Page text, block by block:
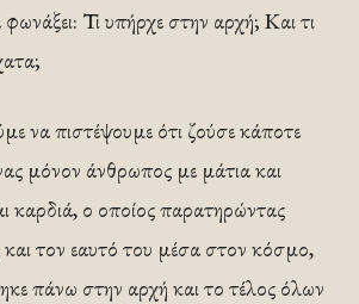
Τι υπήρχε στην αρχή; Και τι
να πιστέψουμε ότι ζούσε κάποτε
μόνον άνθρωπος με μάτια και
καρδιά, ο οποίος παρατηρώντας
τον εαυτό του μέσα στον κόσμο,
πάνω στην αρχή και το τέλος όλων